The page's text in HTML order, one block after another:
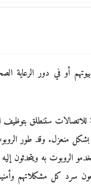
أو في دور الرعاية
للاتصالات ستنطلق بتوظيف
بشكل منعزل. وقد طور
به ويتحدثون إليه
سرد كل مشكلاتهم